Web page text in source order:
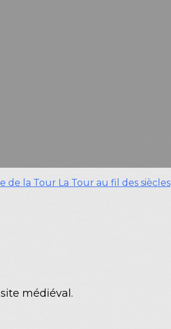
de la Tour La Tour au fil des siècles
médiéval.